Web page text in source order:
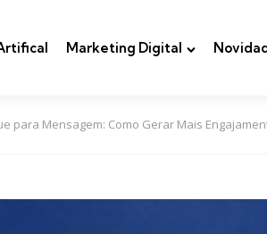
Marketing Digital
para Mensagem: Como Gerar Mais